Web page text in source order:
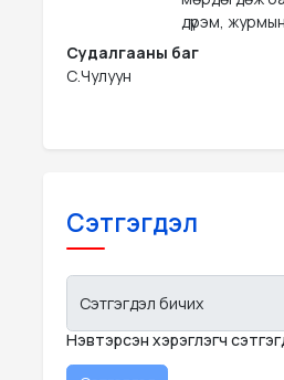
дүрэм,
Судалгааны баг
С.Чулуун
Сэтгэгдэл
Сэтгэгдэл бичих
Нэвтэрсэн хэрэглэгч